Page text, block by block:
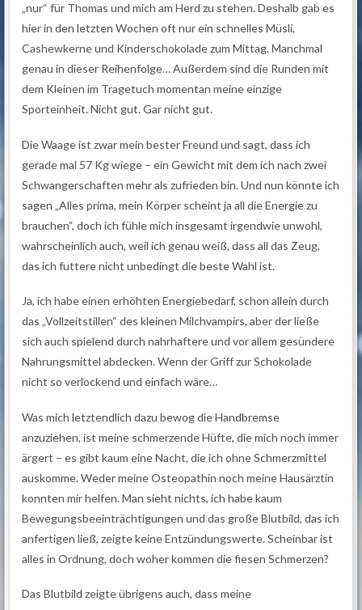
„nur“ für Thomas und mich am Herd zu stehen. Deshalb gab es
hier in den letzten Wochen oft nur ein schnelles Müsli,
Cashewkerne und Kinderschokolade zum Mittag. Manchmal
genau in dieser Reihenfolge… Außerdem sind die Runden mit
dem Kleinen im Tragetuch momentan meine einzige
Sporteinheit. Nicht gut. Gar nicht gut.
Die Waage ist zwar mein bester Freund und sagt, dass ich
gerade mal 57 Kg wiege – ein Gewicht mit dem ich nach zwei
Schwangerschaften mehr als zufrieden bin. Und nun könnte ich
sagen „Alles prima, mein Körper scheint ja all die Energie zu
brauchen“, doch ich fühle mich insgesamt irgendwie unwohl,
wahrscheinlich auch, weil ich genau weiß, dass all das Zeug,
das ich futtere nicht unbedingt die beste Wahl ist.
Ja, ich habe einen erhöhten Energiebedarf, schon allein durch
das „Vollzeitstillen“ des kleinen Milchvampirs, aber der ließe
sich auch spielend durch nahrhaftere und vor allem gesündere
Nahrungsmittel abdecken. Wenn der Griff zur Schokolade
nicht so verlockend und einfach wäre…
Was mich letztendlich dazu bewog die Handbremse
anzuziehen, ist meine schmerzende Hüfte, die mich noch immer
ärgert – es gibt kaum eine Nacht, die ich ohne Schmerzmittel
auskomme. Weder meine Osteopathin noch meine Hausärztin
konnten mir helfen. Man sieht nichts, ich habe kaum
Bewegungsbeeinträchtigungen und das große Blutbild, das ich
anfertigen ließ, zeigte keine Entzündungswerte. Scheinbar ist
alles in Ordnung, doch woher kommen die fiesen Schmerzen?
Das Blutbild zeigte übrigens auch, dass meine